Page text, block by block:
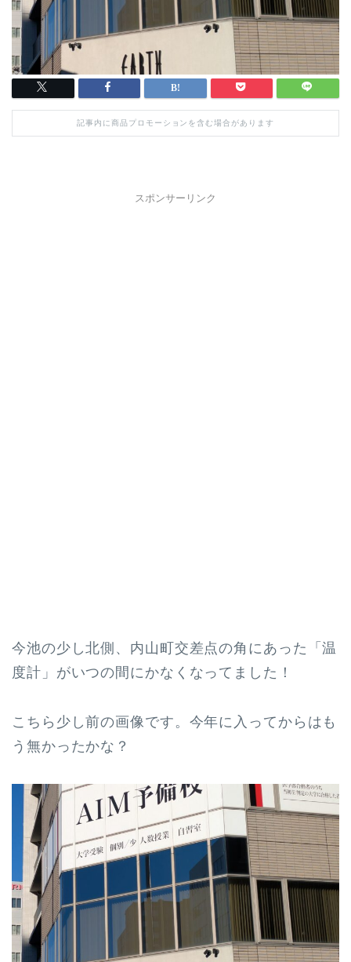
記事内に商品プロモーションを含む場合があります
スポンサーリンク
今池の少し北側、内山町交差点の角にあった「温
度計」がいつの間にかなくなってました！
こちら少し前の画像です。今年に入ってからはも
う無かったかな？